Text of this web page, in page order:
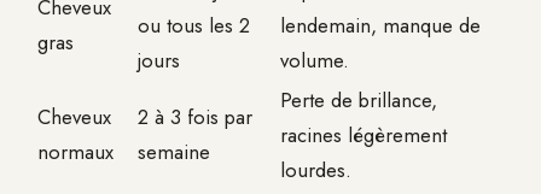
Cheveux
gras
ou tous les 2
jours
lendemain, manque de
volume.
Cheveux
normaux
2 à 3 fois par
semaine
Perte de brillance,
racines légèrement
lourdes.